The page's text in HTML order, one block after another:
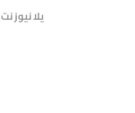
يلا نيوز نت